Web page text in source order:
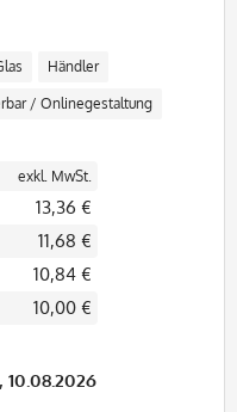
Händler
/ Onlinegestaltung
10.08.2026
exkl. MwSt.
13,36 €
11,68 €
10,84 €
10,00 €